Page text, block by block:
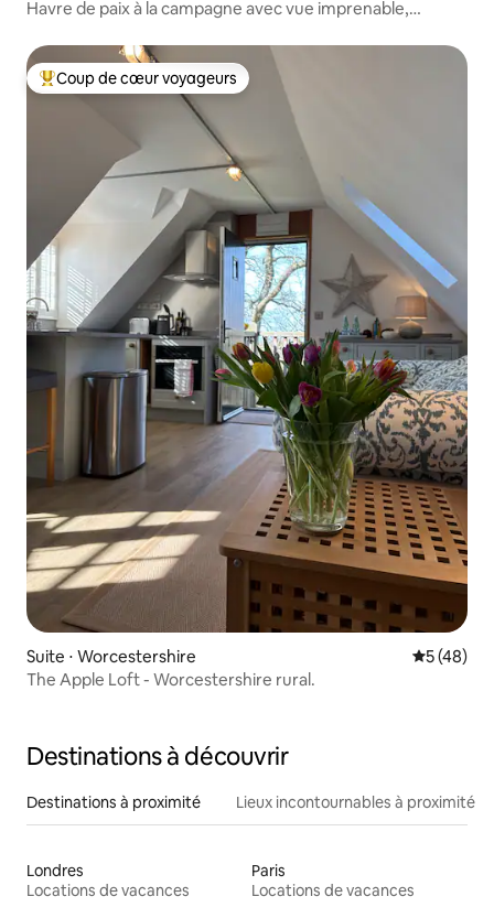
Havre de paix à la campagne avec vue imprenable,
Coups de cœur voyageurs les plus appréciés
Coup de cœur voyageurs
Suite ⋅ Worcestershire
5 (48)
The Apple Loft - Worcestershire rural.
Destinations à découvrir
Destinations à proximité Lieux incontournables à proximité
Londres
Locations de vacances
Paris
Locations de vacances